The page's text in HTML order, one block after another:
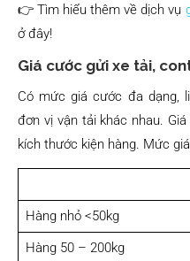
👉 Tìm hiểu thêm về dịch vụ
ở đây!
Giá cước gửi xe tải,
Có mức giá cước đa dạng,
đơn vị vận tải khác nhau.
kích thước kiện hàng. Mức
Hàng nhỏ <50kg
Hàng 50 – 200kg